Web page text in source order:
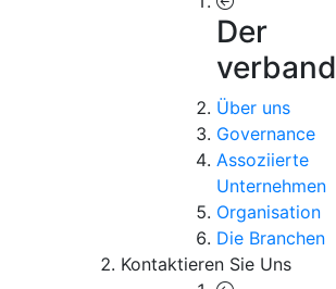
Der
verband
Über uns
Governance
Assoziierte
Unternehmen
Organisation
Die Branchen
Kontaktieren Sie Uns